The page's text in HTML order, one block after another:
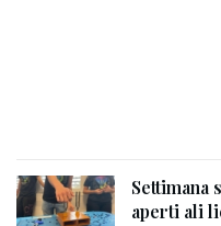
aperti ali